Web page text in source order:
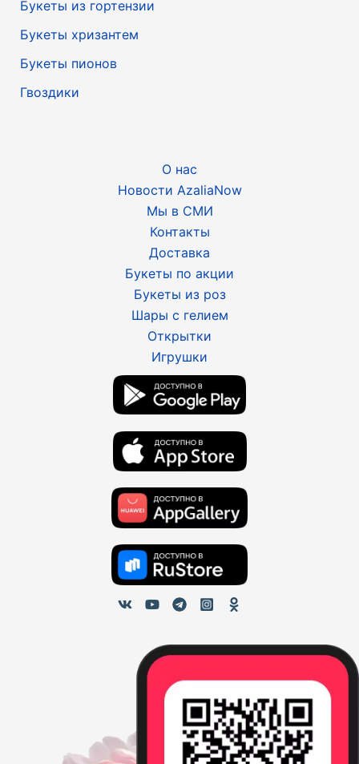
Букеты из гортензии
Букеты хризантем
Букеты пионов
Гвоздики
О нас
Новости AzaliaNow
Мы в СМИ
Контакты
Доставка
Букеты по акции
Букеты из роз
Шары с гелием
Открытки
Игрушки